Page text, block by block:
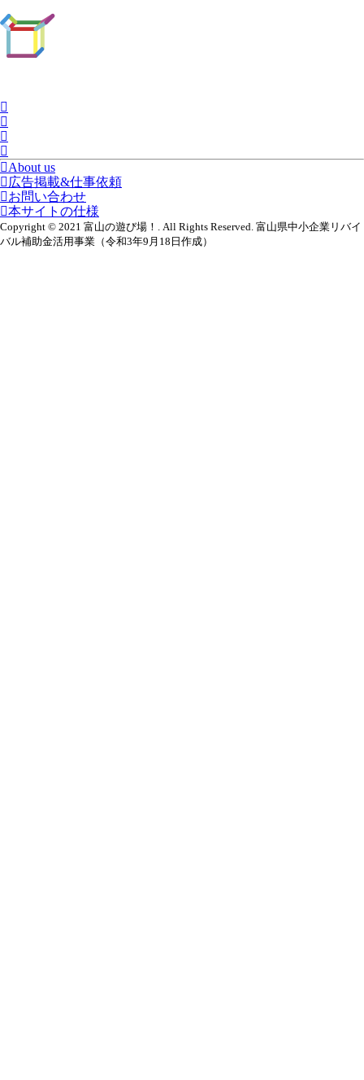
About us
広告掲載&仕事依頼
お問い合わせ
本サイトの仕様
Copyright © 2021 富山の遊び場！. All Rights Reserved. 富山県中小企業リバイ
バル補助金活用事業（令和3年9月18日作成）